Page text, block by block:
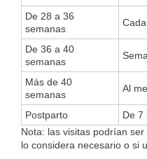
De 28 a 36
semanas
De 36 a 40
semanas
Más de 40
semanas
Al
Postparto
De 7
Nota: las visitas podrían
lo considera necesario o si